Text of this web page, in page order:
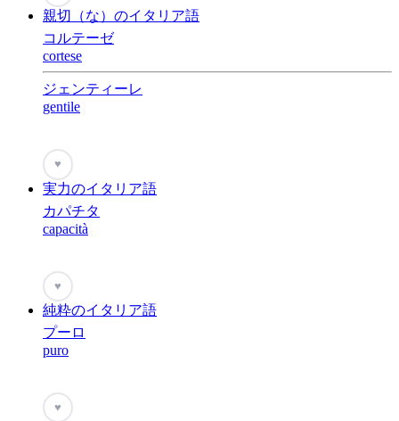
親切（な）のイタリア語
コルテーゼ
cortese
ジェンティーレ
gentile
♥
実力のイタリア語
カパチタ
capacità
♥
純粋のイタリア語
プーロ
puro
♥